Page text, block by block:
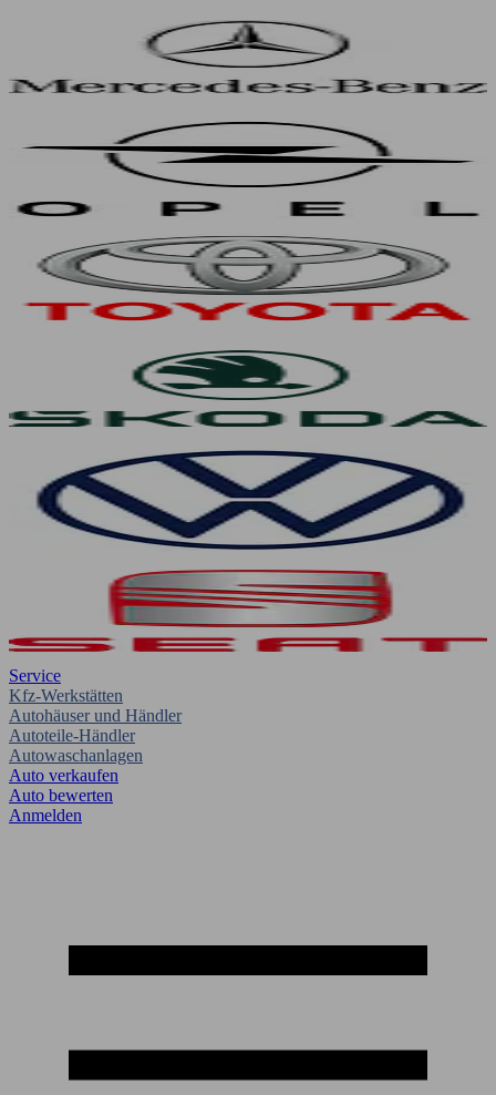
Service
Kfz-Werkstätten
Autohäuser und Händler
Autoteile-Händler
Autowaschanlagen
Auto verkaufen
Auto bewerten
Anmelden